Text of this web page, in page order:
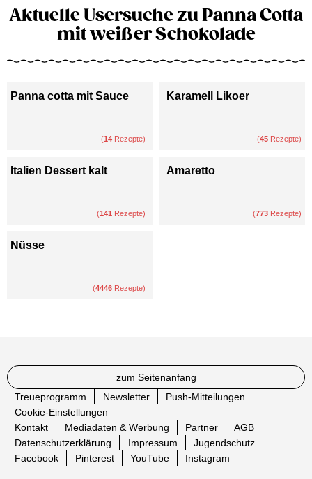
Aktuelle Usersuche zu Panna Cotta
mit weißer Schokolade
Panna cotta mit Sauce
(14 Rezepte)
Karamell Likoer
(45 Rezepte)
Italien Dessert kalt
(141 Rezepte)
Amaretto
(773 Rezepte)
Nüsse
(4446 Rezepte)
zum Seitenanfang
Treueprogramm
Newsletter
Push-Mitteilungen
Cookie-Einstellungen
Kontakt
Mediadaten & Werbung Partner
AGB
Datenschutzerklärung
Impressum
Jugendschutz
Facebook
Pinterest YouTube Instagram